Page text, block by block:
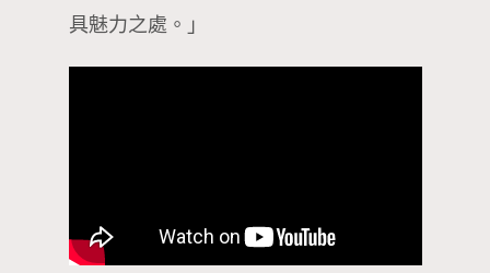
具魅力之處。」